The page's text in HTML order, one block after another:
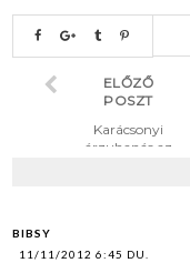
ELŐZŐ
POSZT
Karácsonyi
árzuhanás az
BIBSY
11/11/2012 6:45 DU.